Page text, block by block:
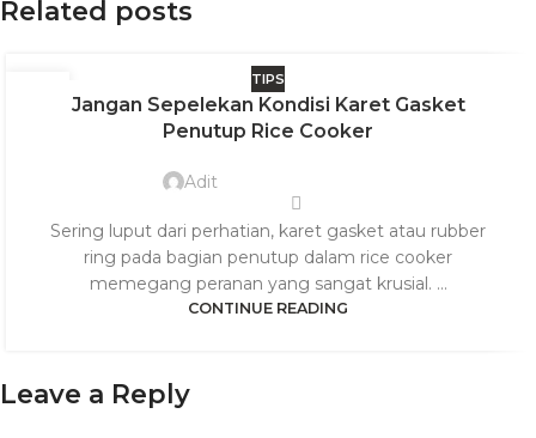
Related posts
TIPS
Jangan Sepelekan Kondisi Karet Gasket
Penutup Rice Cooker
Adit
Sering luput dari perhatian, karet gasket atau rubber
ring pada bagian penutup dalam rice cooker
memegang peranan yang sangat krusial. ...
CONTINUE READING
Leave a Reply